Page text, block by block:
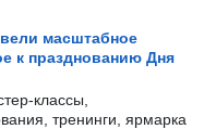
масштабное
к празднованию Дня
классы,
тренинги, ярмарка